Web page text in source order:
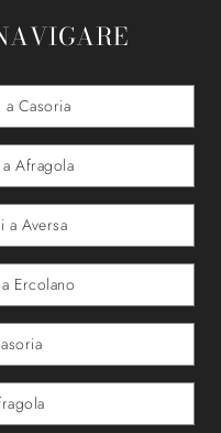
Casoria
Afragola
a Aversa
Ercolano